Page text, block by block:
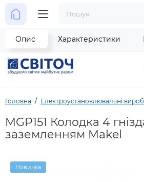
Головна Електроустановлювальні
MGP151 Колодка 4
заземленням Makel
Новинка
Опис Характеристики